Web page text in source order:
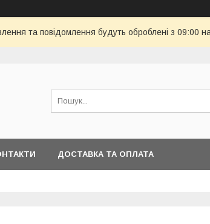
та повідомлення будуть оброблені з 09:00
ДОСТАВКА ТА ОПЛАТА